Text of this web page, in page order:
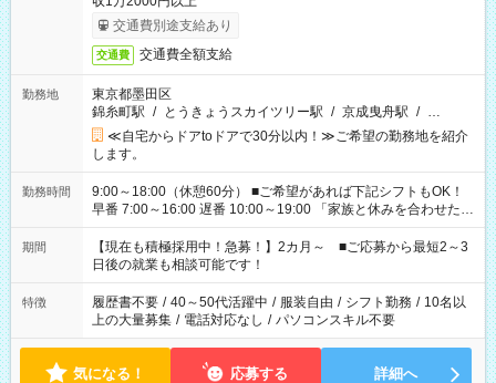
交通費別途支給あり
交通費 交通費全額支給
勤務地
東京都墨田区
錦糸町駅 / とうきょうスカイツリー駅 / 京成曳舟駅 / …
≪自宅からドアtoドアで30分以内！≫ご希望の勤務地を紹介
します。
勤務時間
9:00～18:00（休憩60分） ■ご希望があれば下記シフトもOK！
早番 7:00～16:00 遅番 10:00～19:00 「家族と休みを合わせた
い」 「余裕を持って夕飯の準備がしたい」 「できれば残業はし
たくない」 など、ご希望を教えてくださいね。 ※Wワーク希望
の方へ 今ご覧のお仕事で希望する勤務時間と、もう1つのお仕事
の勤務時間。 合計で週40時間を超える場合は応募できません。
期間
【現在も積極採用中！急募！】2カ月～ ■ご応募から最短2～3
日後の就業も相談可能です！
特徴 履歴書不要 / 40～50代活躍中 / 服装自由 / シフト勤務 / 10名以
上の大量募集 / 電話対応なし / パソコンスキル不要
気になる！ 応募する 詳細へ